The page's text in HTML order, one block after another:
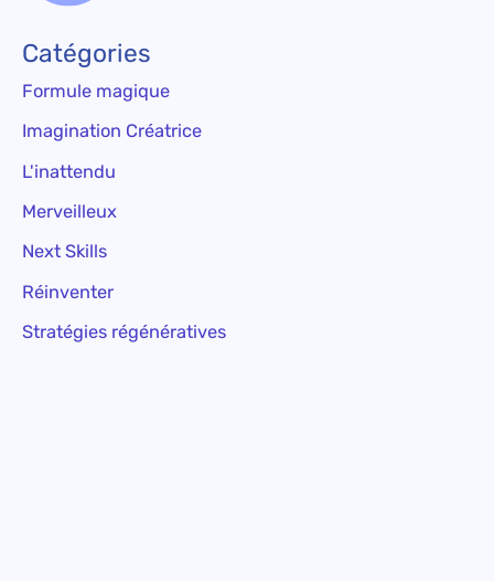
Catégories
Formule magique
Imagination Créatrice
L'inattendu
Merveilleux
Next Skills
Réinventer
Stratégies régénératives